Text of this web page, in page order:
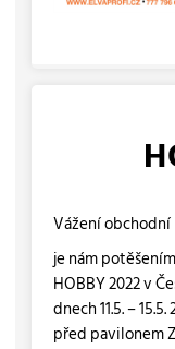
Vážení
je nám
HOBBY 2022 v
dnech 11.5. –
před pavilonem Z